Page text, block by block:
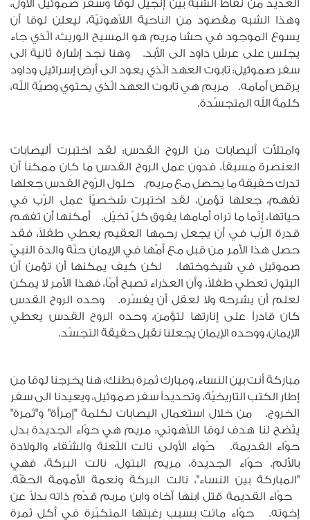
العديد من نقاط الشبه بين إنجيل لوقا وسفر صموئيل الأوّل،
وهذا الشبه مقصود من الناحية اللاّهوتيّة، ليعلن لوقا أن
يسوع الموجود في حشا مريم هو المسيح الوريث، الّذي جاء
يجلس على عرش داود الى الأبد. وهنا نجد إشارة ثانية الى
سفر صموئيل: تابوت العهد الّذي يعود الى أرض إسرائيل وداود
يرقص أمامه. مريم هي تابوت العهد الّذي يحتوي وصيّة الله،
كلمة الله المتجسّدة.
وامتلأت أليصابات من الروح القدس: لقد اختبرت أليصابات
العنصرة مسبقاً، فدون عمل الروح القدس ما كان ممكناً أن
تدرك حقيقة ما يحصل مع مريم. حلول الرّوح القدس جعلها
تفهم، جعلها تؤمن، لقد اختبرت شخصيّاً عمل الرّب في
حياتها، إنّما ما تراه أمامها يفوق كلّ تخيّل. أمكنها أن تفهم
قدرة الرّب في أن يجعل رحمها العقيم يعطي طفلاً، فقد
حصل هذا الأمر من قبل مع أمّها في الإيمان حنّة والدة النبيّ
صموئيل في شيخوختها. لكن كيف يمكنها أن تؤمن أن
البتول تعطي طفلاً، وأن العذراء تصبح أمّاً، فهذا الأمر لا يمكن
لعلم أن يشرحه ولا لعقل أن يفسّره. وحده الروح القدس
كان قادراً على إنارتها لتؤمن، وحده الروح القدس يعطي
الإيمان، ووحده الإيمان يجعلنا نقبل حقيقة التجسّد.
مباركة أنت بين النساء، ومبارك ثمرة بطنك: هنا يخرجنا لوقا من
إطار الكتب التاريخيّة، وتحديداً سفر صموئيل، ويعيدنا الى سفر
الخروج. من خلال استعمال اليصابات لكلمة "إمرأة" و"ثمرة"
يتّضح لنا هدف لوقا اللاّهوتي: مريم هي حوّاء الجديدة بدل
حوّاء القديمة. حّواء الأولى نالت اللّعنة والشّقاء والولادة
بالألم. حوّاء الجديدة، مريم البتول، نالت البركة، فهي
"المباركة بين النساء"، نالت البركة ونعمة الأمومة الحقّة.
حوّاء القديمة قتل ابنها أخاه وابن مربم قدّم ذاته بدلاّ عن
إخوته. حوّاء ماتت بسبب رغبتها المتكبّرة في أكل ثمرة